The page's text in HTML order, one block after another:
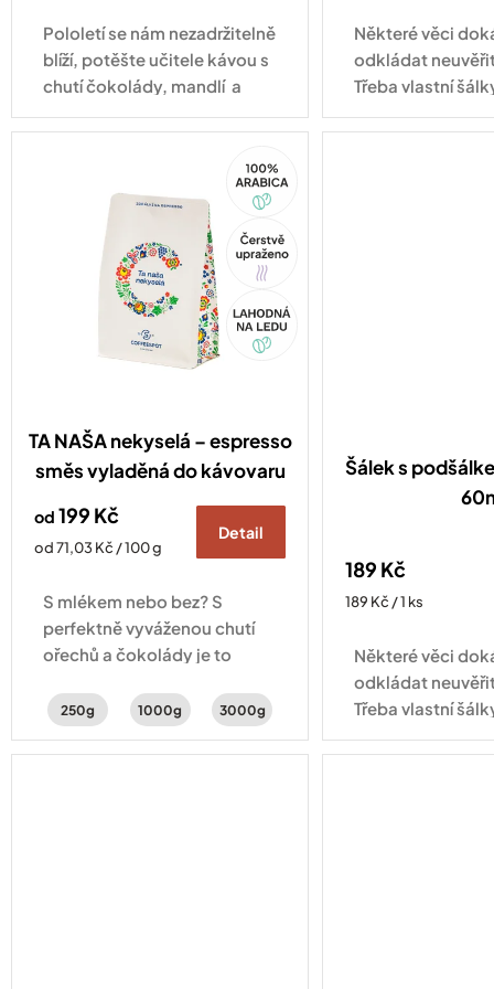
Pololetí se nám nezadržitelně
blíží, potěšte učitele kávou s
chutí čokolády, mandlí a
sušeného ovoce.
Některé věci
odkládat
Třeba vlastní
tady! Některé
trochu víc
Tip
Arabica
TA NAŠA nekyselá – espresso
směs vyladěná do kávovaru
od 199 Kč
Měrná
od 71,03 Kč / 100 g
Detail
S mlékem nebo bez? S
perfektně vyváženou chutí
ořechů a čokolády je to
stejně.
250g 1000g 3000g
Šálek s
189 Kč
Měrná
189 Kč / 1 ks
Některé věci
odkládat
Třeba vlastní
tady! Šálek na
objemu 60 ml se